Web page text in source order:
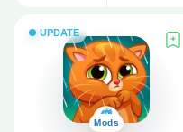
UPDATE
Mods